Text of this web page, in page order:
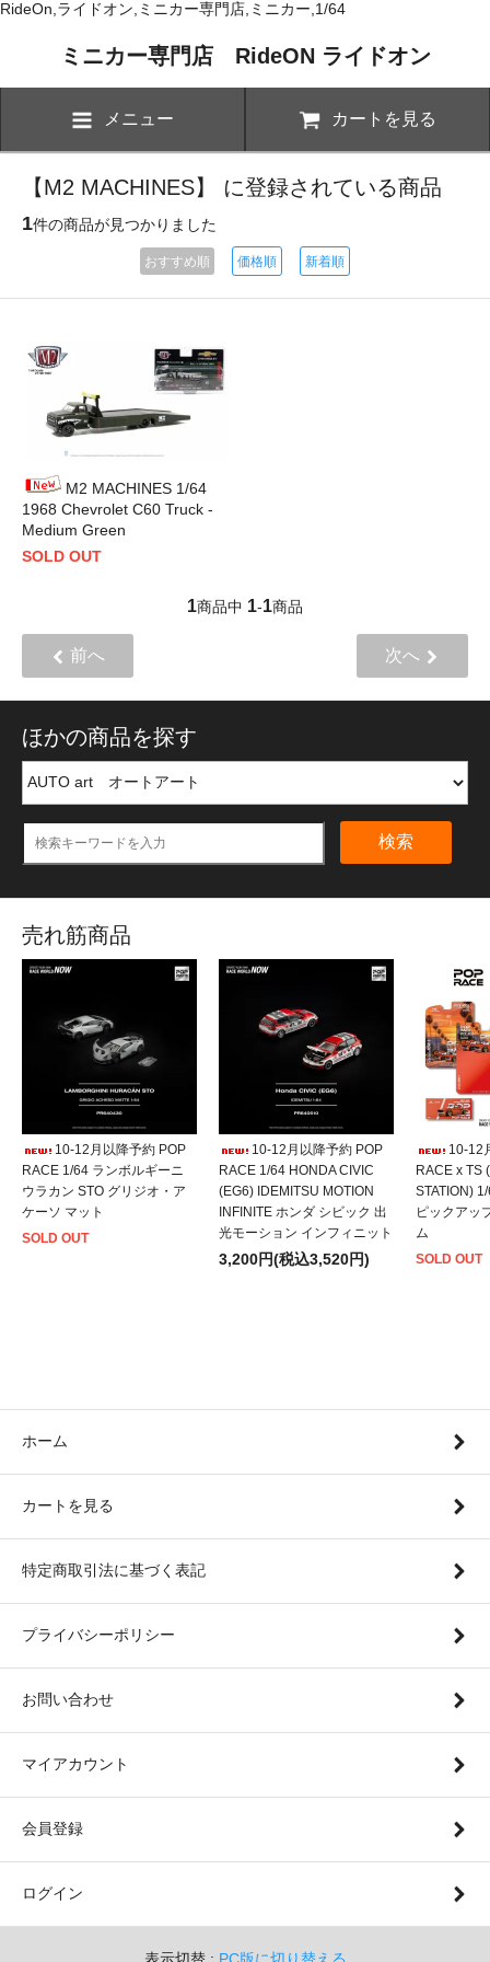
RideOn,ライドオン,ミニカー専門店,ミニカー,1/64
ミニカー専門店 RideON ライドオン
メニュー カートを見る
【M2 MACHINES】 に登録されている商品
1件の商品が見つかりました
おすすめ順 価格順 新着順
M2 MACHINES 1/64
1968 Chevrolet C60 Truck -
Medium Green
SOLD OUT
1商品中 1-1商品
前へ 次へ
ほかの商品を探す
検索
売れ筋商品
10-12月以降予約 POP
RACE 1/64 ランボルギーニ
ウラカン STO グリジオ・ア
ケーソ マット
SOLD OUT
10-12月以降予約 POP
RACE 1/64 HONDA CIVIC
(EG6) IDEMITSU MOTION
INFINITE ホンダ シビック 出
光モーション インフィニット
3,200円(税込3,520円)
10-12
RACE x TS
STATION)
ピックアッ
ム
SOLD OUT
ホーム
カートを見る
特定商取引法に基づく表記
プライバシーポリシー
お問い合わせ
マイアカウント
会員登録
ログイン
表示切替 : PC版に切り替える